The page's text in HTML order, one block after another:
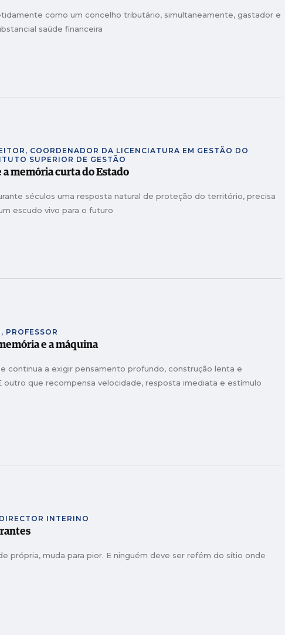
como um concelho tributário, simultaneamente, gastador e
saúde financeira
COORDENADOR DA LICENCIATURA EM GESTÃO DO
SUPERIOR DE GESTÃO
memória curta do Estado
séculos uma resposta natural de proteção do território, precisa
escudo vivo para o futuro
PROFESSOR
e a máquina
continua a exigir pensamento profundo, construção lenta e
outro que recompensa velocidade, resposta imediata e estímulo
INTERINO
própria, muda para pior. E ninguém deve ser refém do sítio onde